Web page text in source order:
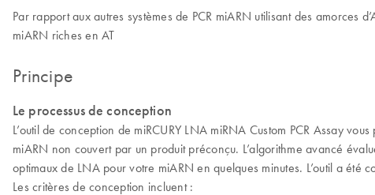
Par rapport aux autres systèmes de PCR miARN utilisant des
miARN riches en AT
Principe
Le processus de conception
L’outil de conception de miRCURY LNA miRNA Custom PCR Assay
miARN non couvert par un produit préconçu. L’algorithme avancé
optimaux de LNA pour votre miARN en quelques minutes. L’outil a été
Les critères de conception incluent :